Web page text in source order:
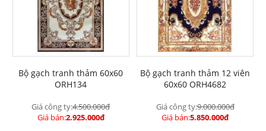
Bộ gạch tranh thảm 60x60
ORH134
Giá công ty:4.500.000đ
Giá bán:2.925.000đ
Bộ gạch tranh thảm 12 viên
60x60 ORH4682
Giá công ty:9.000.000đ
Giá bán:5.850.000đ